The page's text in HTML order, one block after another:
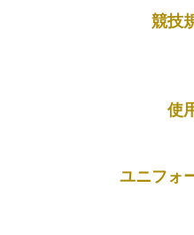
競技
使
ユニフォ